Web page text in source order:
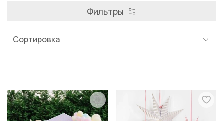
Фильтры